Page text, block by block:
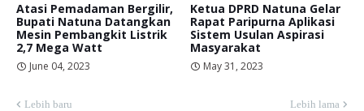
Atasi Pemadaman Bergilir,
Bupati Natuna Datangkan
Mesin Pembangkit Listrik
2,7 Mega Watt
June 04, 2023
Ketua DPRD Natuna Gelar
Rapat Paripurna Aplikasi
Sistem Usulan Aspirasi
Masyarakat
May 31, 2023
Lebih baru Lebih lama